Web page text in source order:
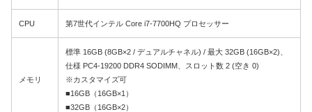
CPU 第7世代インテル Core i7-7700HQ プロセッサー
メモリ
標準 16GB (8GB×2 / デュアルチャネル) / 最大 32GB (16GB×2)、
仕様 PC4-19200 DDR4 SODIMM、スロット数 2 (空き 0)
※カスタマイズ可
■16GB（16GB×1）
■32GB（16GB×2）